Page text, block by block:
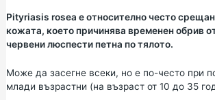
Pityriasis rosea е относително често
кожата, което причинява временен обрив
червени люспести петна по тялото.
Може да засегне всеки, но е по-често при
млади възрастни (на възраст от 10 до 35